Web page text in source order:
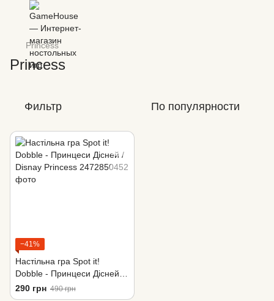
Princess
Princess
Фильтр По популярности
−41%
Настільна гра Spot it!
Dobble - Принцеси Дісней /
Disnay Princess
290 грн 490 грн